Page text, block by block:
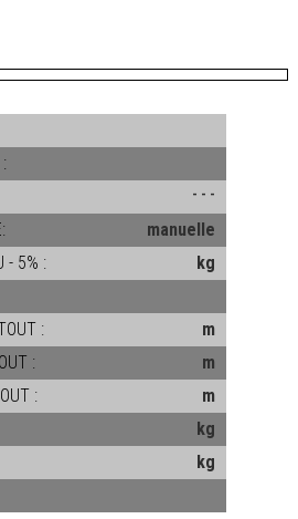
- - -
manuelle
- 5% :
kg
:
m
:
m
:
m
kg
kg